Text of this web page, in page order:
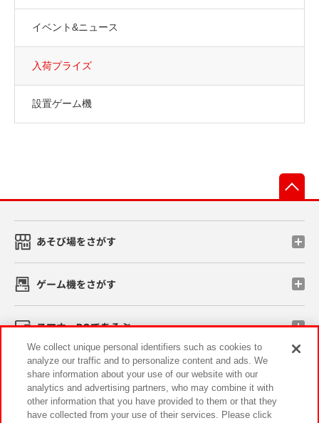
イベント&ニュース
入荷プライズ
設置ゲーム機
あそび場をさがす
ゲーム機をさがす
スマホ・PCであそぶ
イベント・キャンペーン
We collect unique personal identifiers such as cookies to
analyze our traffic and to personalize content and ads. We
share information about your use of our website with our
analytics and advertising partners, who may combine it with
other information that you have provided to them or that they
have collected from your use of their services. Please click